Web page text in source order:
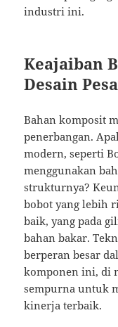
industri ini.
Keajaiban
Desain
Bahan komposit
penerbangan.
modern, seperti
menggunakan
strukturnya?
bobot yang lebih
baik, yang pada
bahan bakar.
berperan besar
komponen ini, di
sempurna untuk
kinerja terbaik.